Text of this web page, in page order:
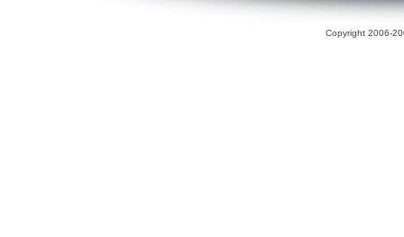
Copyright 2006-